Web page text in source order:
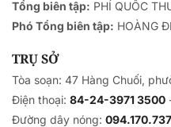
Tổng biên tập: PHÍ QUỐC
Phó Tổng biên tập: HOÀNG
TRỤ SỞ
Tòa soạn: 47 Hàng Chuối,
Điện thoại: 84-24-3971 3500
Đường dây nóng: